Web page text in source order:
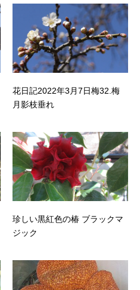
花日記2022年3月7日梅32.梅
月影枝垂れ
珍しい黒紅色の椿 ブラックマ
ジック